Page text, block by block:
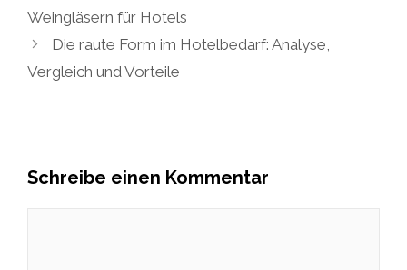
Weingläsern für Hotels
Die raute Form im Hotelbedarf: Analyse,
Vergleich und Vorteile
Schreibe einen Kommentar